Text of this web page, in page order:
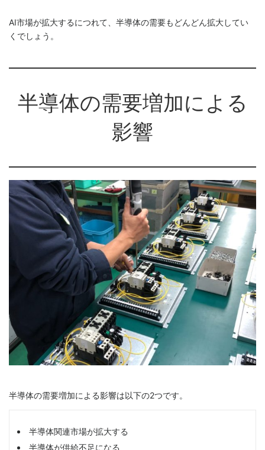
AI市場が拡大するにつれて、半導体の需要もどんどん拡大してい
くでしょう。
半導体の需要増加による
影響
半導体の需要増加による影響は以下の2つです。
半導体関連市場が拡大する
半導体が供給不足になる